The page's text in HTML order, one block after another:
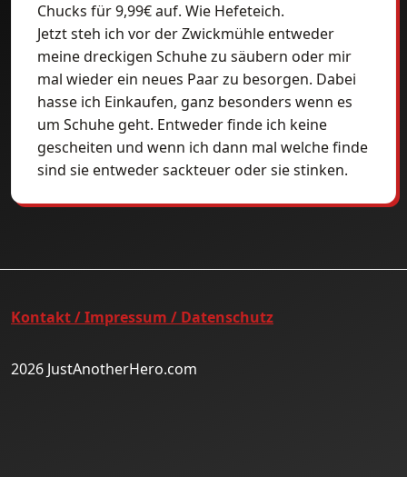
Chucks für 9,99€ auf. Wie Hefeteich.
Jetzt steh ich vor der Zwickmühle entweder
meine dreckigen Schuhe zu säubern oder mir
mal wieder ein neues Paar zu besorgen. Dabei
hasse ich Einkaufen, ganz besonders wenn es
um Schuhe geht. Entweder finde ich keine
gescheiten und wenn ich dann mal welche finde
sind sie entweder sackteuer oder sie stinken.
Kontakt / Impressum / Datenschutz
2026 JustAnotherHero.com